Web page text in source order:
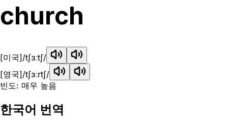
church
[미국]/tʃɜːtʃ/
[영국]/tʃɜːrtʃ/
빈도: 매우 높음
한국어 번역